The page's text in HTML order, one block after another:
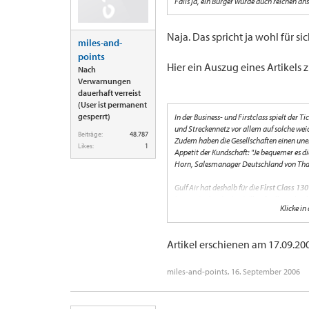
miles-and-
points
Nach
Verwarnungen
dauerhaft verreist
(User ist permanent
gesperrt)
Beiträge:
48.787
Likes:
1
Naja. Das spricht ja wohl für
Hier ein Auszug eines Artikels
In der Business- und Firstclass spielt der
und Streckennetz vor allem auf solche
Zudem haben die Gesellschaften einen
Appetit der Kundschaft: "Je bequemer es
Horn, Salesmanager Deutschland von
Gulf Air hat deshalb für dieFirst Class
vorbereiteten Speisen aufwärmt. "Er
hat das nicht gelernt." Und den
das Unternehmen Skytrax denersten
Klicke in
Artikel erschienen am
miles-and-points, 16. September 2006